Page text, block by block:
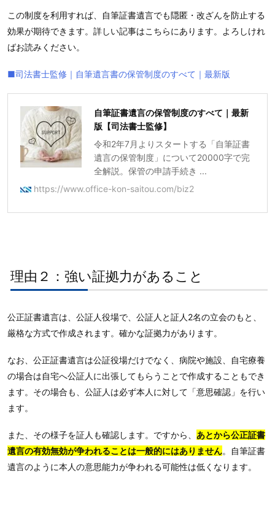
この制度を利用すれば、自筆証書遺言でも隠匿・改ざんを防止する
効果が期待できます。詳しい記事はこちらにあります。よろしけれ
ばお読みください。
■司法書士監修｜自筆遺言書の保管制度のすべて｜最新版
自筆証書遺言の保管制度のすべて｜最新
版【司法書士監修】
令和2年7月よりスタートする「自筆証書
遺言の保管制度」について20000字で完
全解説。保管の申請手続き ...
https://www.office-kon-saitou.com/biz2
理由２：強い証拠力があること
公正証書遺言は、公証人役場で、公証人と証人2名の立会のもと、
厳格な方式で作成されます。確かな証拠力があります。
なお、公正証書遺言は公証役場だけでなく、病院や施設、自宅療養
の場合は自宅へ公証人に出張してもらうことで作成することもでき
ます。その場合も、公証人は必ず本人に対して「意思確認」を行い
ます。
また、その様子を証人も確認します。ですから、 あとから公正証書
遺言の有効無効が争われることは一般的にはありません。自筆証書
遺言のように本人の意思能力が争われる可能性は低くなります。